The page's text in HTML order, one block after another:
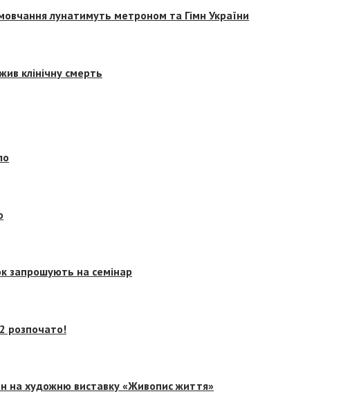
лунатимуть метроном та Гімн України
клінічну смерть
запрошують на семінар
розпочато!
на художню виставку «Живопис життя»